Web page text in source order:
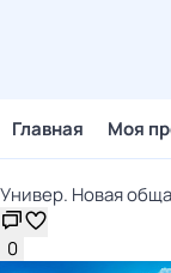
Главная Моя
Универ. Новая
0